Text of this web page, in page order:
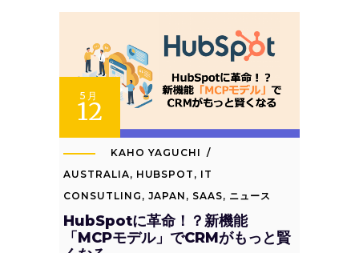
5月
12
KAHO YAGUCHI
AUSTRALIA, HUBSPOT , IT
CONSUTLING , JAPAN , SAAS, ニュース
HubSpotに革命！？新機能
「MCPモデル」でCRMがもっと賢